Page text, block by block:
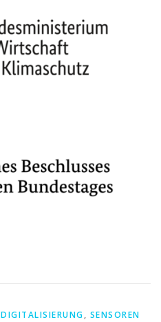
DIGITALISIERUNG, SENSOREN